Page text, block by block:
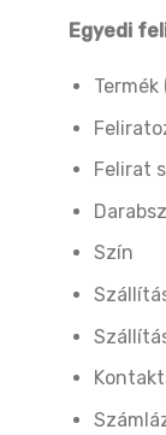
Egyedi
Felirat
Szín